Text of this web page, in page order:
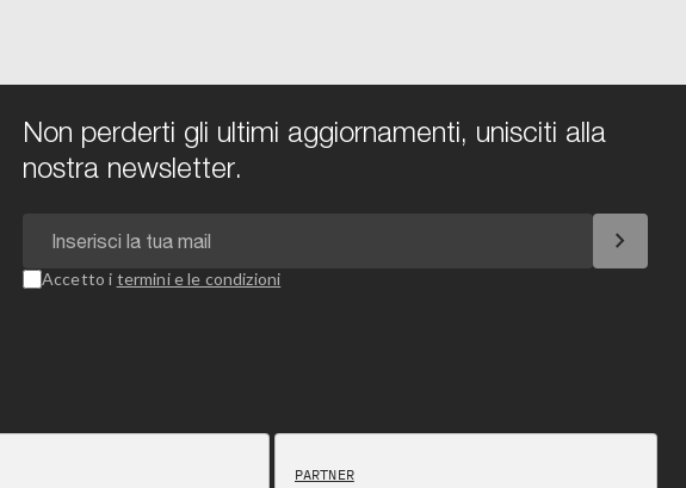
Non perderti gli ultimi aggiornamenti, unisciti alla
nostra newsletter.
chevron_right
Accetto i termini e le condizioni
PARTNER